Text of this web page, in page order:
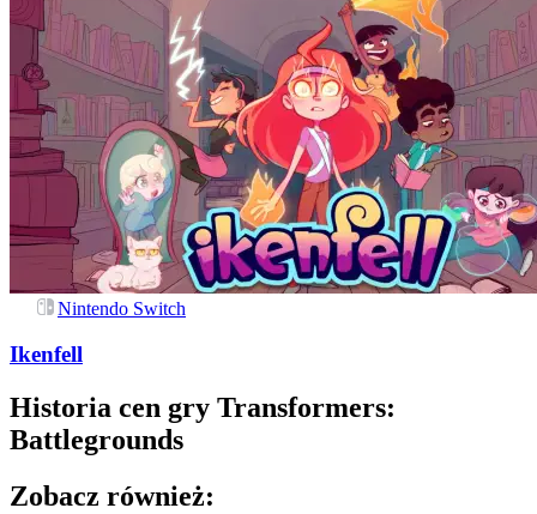
Nintendo Switch
Ikenfell
Historia cen gry Transformers:
Battlegrounds
Zobacz również: